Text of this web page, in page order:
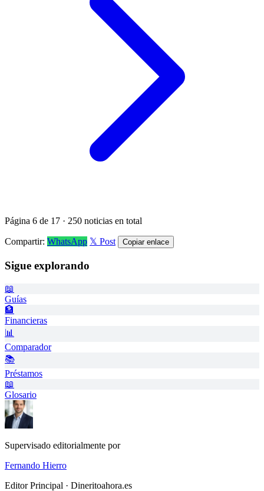
Página 6 de 17 · 250 noticias en total
Compartir: WhatsApp 𝕏 Post Copiar enlace
Sigue explorando
📖
Guías
🏦
Financieras
📊
Comparador
📚
Préstamos
📖
Glosario
Supervisado editorialmente por
Fernando Hierro
Editor Principal · Dineritoahora.es